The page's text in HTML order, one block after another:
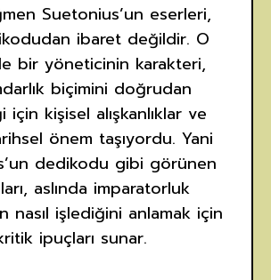
Suetonius’un eserleri,
ibaret değildir. O
bir yöneticinin karakteri,
biçimini doğrudan
için kişisel alışkanlıklar ve
önem taşıyordu. Yani
dedikodu gibi görünen
aslında imparatorluk
nasıl işlediğini anlamak için
ipuçları sunar.